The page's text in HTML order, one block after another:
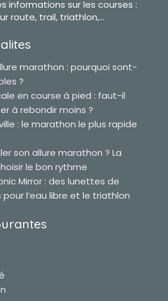
informations sur les courses :
route, trail, triathlon,...
marathon : pourquoi sont-
?
en course à pied : faut-il
à rebondir moins ?
: le marathon le plus rapide
son allure marathon ? La
le bon rythme
Mirror : des lunettes de
l’eau libre et le triathlon